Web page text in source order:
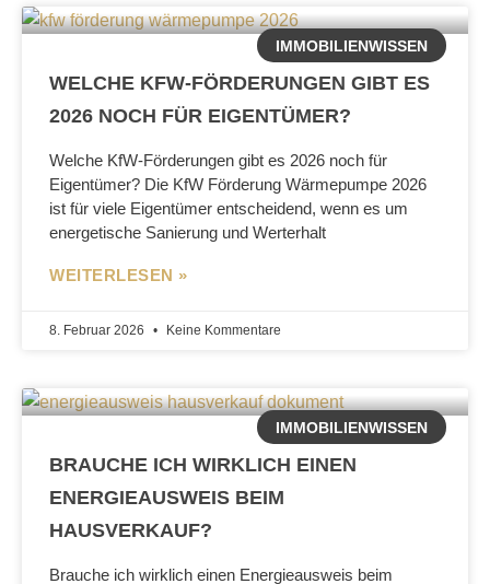
IMMOBILIENWISSEN
WELCHE KFW-FÖRDERUNGEN GIBT ES
2026 NOCH FÜR EIGENTÜMER?
Welche KfW-Förderungen gibt es 2026 noch für
Eigentümer? Die KfW Förderung Wärmepumpe 2026
ist für viele Eigentümer entscheidend, wenn es um
energetische Sanierung und Werterhalt
WEITERLESEN »
8. Februar 2026 Keine Kommentare
IMMOBILIENWISSEN
BRAUCHE ICH WIRKLICH EINEN
ENERGIEAUSWEIS BEIM
HAUSVERKAUF?
Brauche ich wirklich einen Energieausweis beim